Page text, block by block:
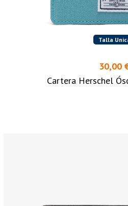
Talla
30,00
Cartera Herschel